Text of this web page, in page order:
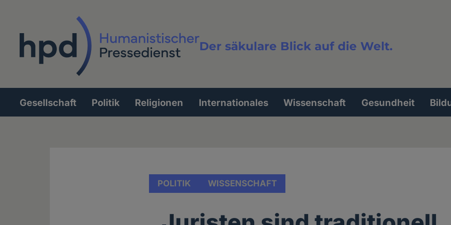
Der säkulare Blick auf die Welt.
Volltextsuche
Hauptnavigation
Gesellschaft Politik Religionen Internationales Wissenschaft Gesundheit
POLITIK WISSENSCHAFT